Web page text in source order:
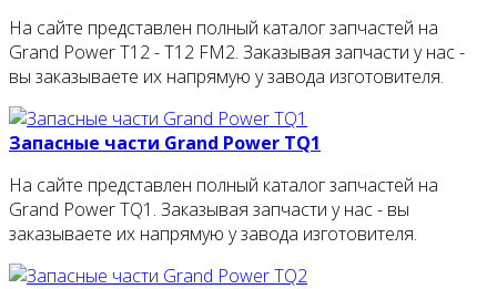
На сайте представлен полный каталог запчастей на
Grand Power T12 - T12 FM2. Заказывая запчасти у нас -
вы заказываете их напрямую у завода изготовителя.
Запасные части Grand Power TQ1
На сайте представлен полный каталог запчастей на
Grand Power TQ1. Заказывая запчасти у нас - вы
заказываете их напрямую у завода изготовителя.